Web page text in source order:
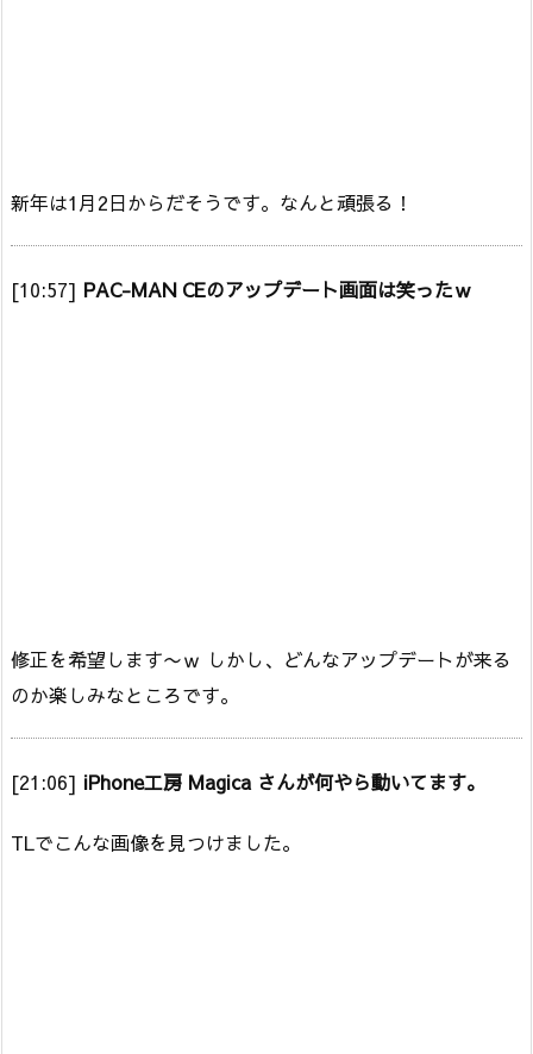
新年は1月2日からだそうです。なんと頑張る！
[10:57] PAC-MAN CEのアップデート画面は笑ったｗ
修正を希望します〜ｗ しかし、どんなアップデートが来る
のか楽しみなところです。
[21:06] iPhone工房 Magica さんが何やら動いてます。
TLでこんな画像を見つけました。